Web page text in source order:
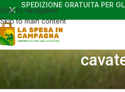
Skip to navigation
Skip to main content
SPEDIZIONE GRATUITA PER
Home Shop